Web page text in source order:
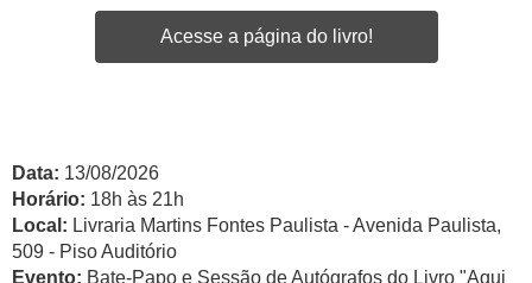
Acesse a página do livro!
Data: 13/08/2026
Horário: 18h às 21h
Local: Livraria Martins Fontes Paulista - Avenida Paulista,
509 - Piso Auditório
Evento: Bate-Papo e Sessão de Autógrafos do Livro "Aqui